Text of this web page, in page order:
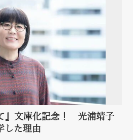
』文庫化記念！ 光浦靖子
した理由